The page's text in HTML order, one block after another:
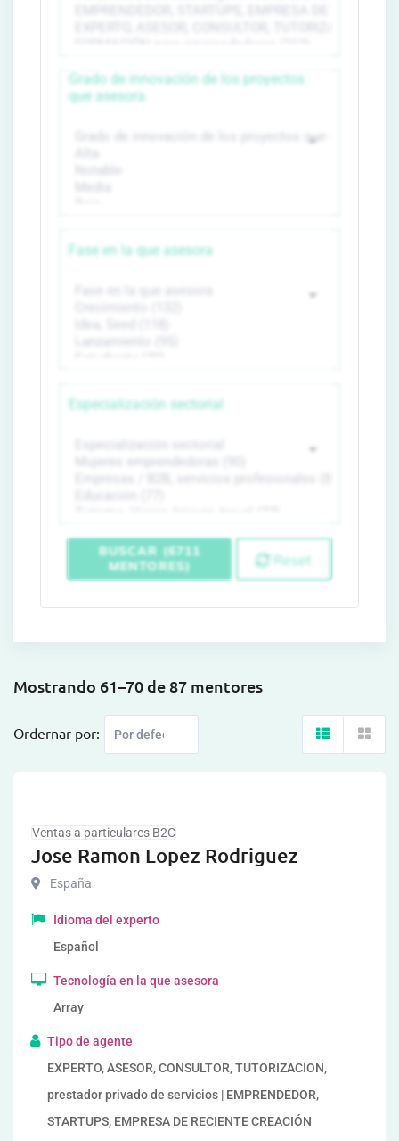
Grado de innovación de los proyectos
que asesora
Fase en la que asesora
Especialización sectorial
BUSCAR (6711
MENTORES)
Reset
Mostrando 61–70 de 87 mentores
Ordernar por:
Ventas a particulares B2C
Jose Ramon Lopez Rodriguez
España
Idioma del experto
Español
Tecnología en la que asesora
Array
Tipo de agente
EXPERTO, ASESOR, CONSULTOR, TUTORIZACION,
prestador privado de servicios | EMPRENDEDOR,
STARTUPS, EMPRESA DE RECIENTE CREACIÓN